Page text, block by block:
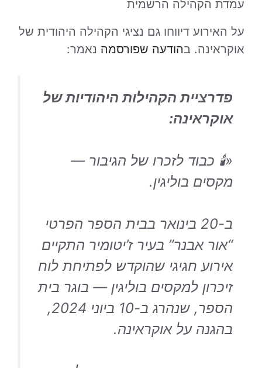
עמדת הקהילה הרשמית
על האירוע דיווחו גם נציגי הקהילה היהודית של
אוקראינה. בהודעה שפורסמה נאמר:
פדרציית הקהילות היהודיות של
אוקראינה:
«🕯 כבוד לזכרו של הגיבור —
מקסים בוליגין.
ב-20 בינואר בבית הספר הפרטי
“אור אבנר” בעיר ז’יטומיר התקיים
אירוע חגיגי שהוקדש לפתיחת לוח
זיכרון למקסים בוליגין — בוגר בית
הספר, שנהרג ב-10 ביוני 2024,
בהגנה על אוקראינה.